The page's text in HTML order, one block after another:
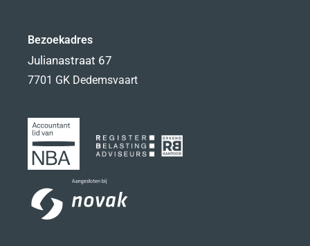
Bezoekadres
Julianastraat 67
7701 GK Dedemsvaart